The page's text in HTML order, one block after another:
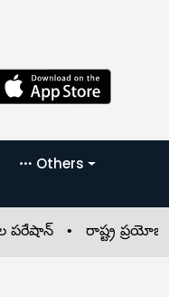
Others
•రాష్ట్ర ప్రయోజనాలు